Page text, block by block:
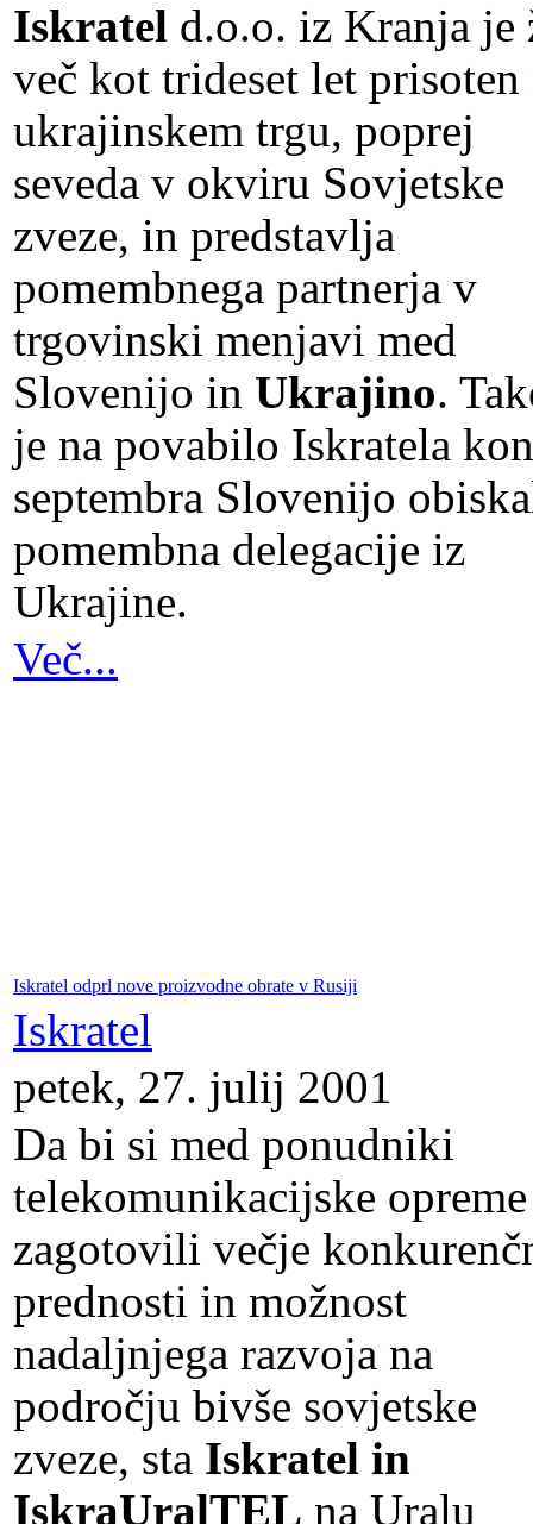
Iskratel d.o.o. iz Kranja je
več kot trideset let prisoten
ukrajinskem trgu, poprej
seveda v okviru Sovjetske
zveze, in predstavlja
pomembnega partnerja v
trgovinski menjavi med
Slovenijo in Ukrajino.
je na povabilo Iskratela
septembra Slovenijo
pomembna delegacije iz
Ukrajine.
Več...
Iskratel odprl nove proizvodne obrate v Rusiji
Iskratel
petek, 27. julij 2001
Da bi si med ponudniki
telekomunikacijske opreme
zagotovili večje
prednosti in možnost
nadaljnjega razvoja na
področju bivše sovjetske
zveze, sta Iskratel in
IskraUralTEL na Uralu